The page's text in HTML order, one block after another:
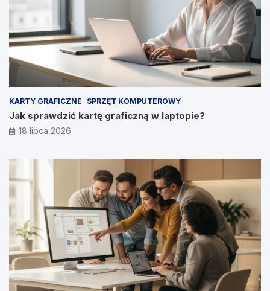
KARTY GRAFICZNE SPRZĘT KOMPUTEROWY
Jak sprawdzić kartę graficzną w laptopie?
18 lipca 2026